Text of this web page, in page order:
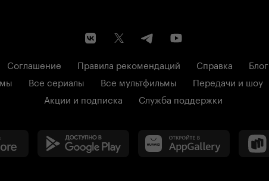
Соглашение Правила рекомендаций Справка Блог
Все сериалы Все мультфильмы Передачи и шоу
Акции и подписка
Служба поддержки